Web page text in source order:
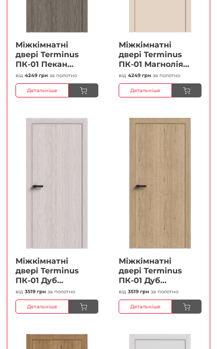
Міжкімнатні
двері Terminus
ПК-01 Пекан
Глухі Плівка
від 4249 грн за полотно
Детальніше
Міжкімнатні
двері Terminus
ПК-01 Магнолія
Глухі Плівка
від 4249 грн за полотно
Детальніше
Міжкімнатні
двері Terminus
ПК-01 Дуб
перлиний Глухі
Плівка
від 3519 грн за полотно
Детальніше
Міжкімнатні
двері Terminus
ПК-01 Дуб
класичний Глухі
Плівка
від 3519 грн за полотно
Детальніше